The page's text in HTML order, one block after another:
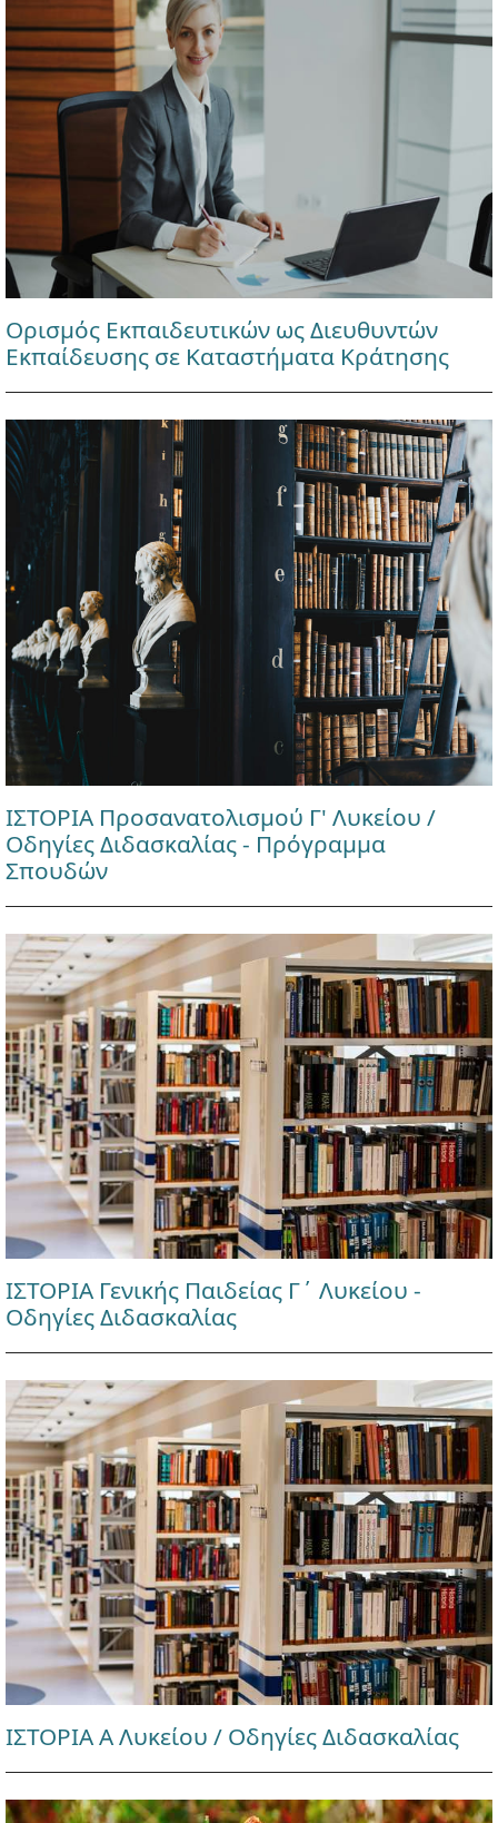
Ορισμός Εκπαιδευτικών ως Διευθυντών
Εκπαίδευσης σε Καταστήματα Κράτησης
ΙΣΤΟΡΙΑ Προσανατολισμού Γ' Λυκείου /
Οδηγίες Διδασκαλίας - Πρόγραμμα
Σπουδών
ΙΣΤΟΡΙΑ Γενικής Παιδείας Γ΄ Λυκείου -
Οδηγίες Διδασκαλίας
ΙΣΤΟΡΙΑ Α Λυκείου / Οδηγίες Διδασκαλίας